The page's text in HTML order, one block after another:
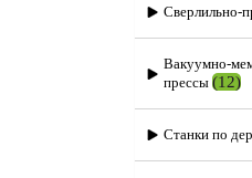
Сверлильно-
Вакуумно-
прессы (12)
Станки по